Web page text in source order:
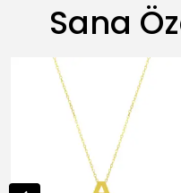
Sana